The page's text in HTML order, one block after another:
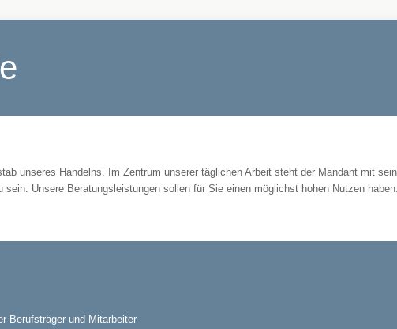
unseres Handelns. Im Zentrum unserer täglichen Arbeit steht der Mandant mit
Unsere Beratungsleistungen sollen für Sie einen möglichst hohen Nutzen
Berufsträger und Mitarbeiter